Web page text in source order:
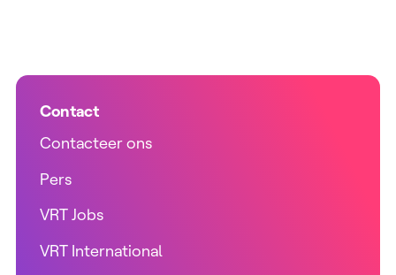
Contact
Contacteer ons
Pers
VRT Jobs
VRT International